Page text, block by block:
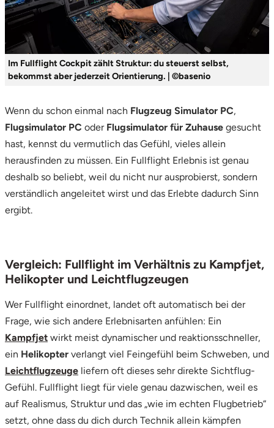
Im Fullflight Cockpit zählt Struktur: du steuerst selbst,
bekommst aber jederzeit Orientierung. | ©basenio
Wenn du schon einmal nach Flugzeug Simulator PC,
Flugsimulator PC oder Flugsimulator für Zuhause gesucht
hast, kennst du vermutlich das Gefühl, vieles allein
herausfinden zu müssen. Ein Fullflight Erlebnis ist genau
deshalb so beliebt, weil du nicht nur ausprobierst, sondern
verständlich angeleitet wirst und das Erlebte dadurch Sinn
ergibt.
Vergleich: Fullflight im Verhältnis zu Kampfjet,
Helikopter und Leichtflugzeugen
Wer Fullflight einordnet, landet oft automatisch bei der
Frage, wie sich andere Erlebnisarten anfühlen: Ein
Kampfjet wirkt meist dynamischer und reaktionsschneller,
ein Helikopter verlangt viel Feingefühl beim Schweben, und
Leichtflugzeuge liefern oft dieses sehr direkte Sichtflug-
Gefühl. Fullflight liegt für viele genau dazwischen, weil es
auf Realismus, Struktur und das „wie im echten Flugbetrieb“
setzt, ohne dass du dich durch Technik allein kämpfen
Tannheimer Tal
Tegernsee
Teltow-Fläming
Uckermark
Uelzen
Ulm
Villingen Schwenningen
Vorpommern-Greifswald
Vorpommern-Rügen
Weimar
Wertach